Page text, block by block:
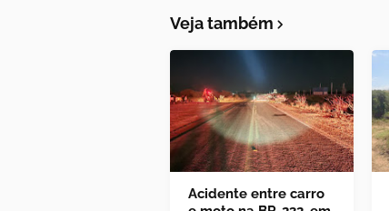
Veja também
Acidente entre carro